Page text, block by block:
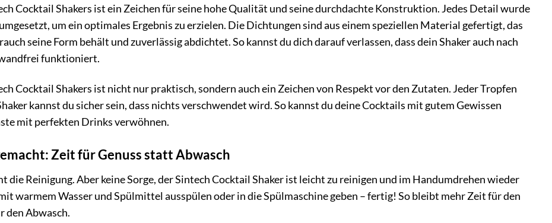
Cocktail Shakers ist ein Zeichen für seine hohe Qualität und seine durchdachte Konstruktion. Jedes Detail wurde
um ein optimales Ergebnis zu erzielen. Die Dichtungen sind aus einem speziellen Material gefertigt, das
seine Form behält und zuverlässig abdichtet. So kannst du dich darauf verlassen, dass dein Shaker auch nach
funktioniert.
Cocktail Shakers ist nicht nur praktisch, sondern auch ein Zeichen von Respekt vor den Zutaten. Jeder Tropfen
kannst du sicher sein, dass nichts verschwendet wird. So kannst du deine Cocktails mit gutem Gewissen
mit perfekten Drinks verwöhnen.
Zeit für Genuss statt Abwasch
die Reinigung. Aber keine Sorge, der Sintech Cocktail Shaker ist leicht zu reinigen und im Handumdrehen wieder
warmem Wasser und Spülmittel ausspülen oder in die Spülmaschine geben – fertig! So bleibt mehr Zeit für den
den Abwasch.